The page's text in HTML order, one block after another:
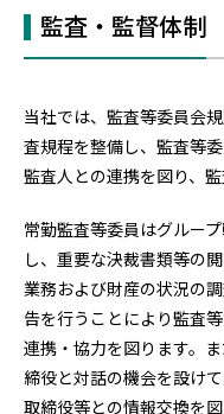
監査・監督体制
当社では、監査等委員会
査規程を整備し、監査等
監査人との連携を図り、
常勤監査等委員はグルー
し、重要な決裁書類等の
業務および財産の状況の
告を行うことにより監査
連携・協力を図ります。
締役と対話の機会を設け
取締役等との情報交換を